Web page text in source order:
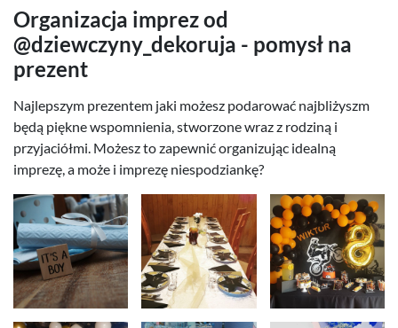
Organizacja imprez od
@dziewczyny_dekoruja - pomysł na
prezent
Najlepszym prezentem jaki możesz podarować najbliżyszm
będą piękne wspomnienia, stworzone wraz z rodziną i
przyjaciółmi. Możesz to zapewnić organizując idealną
imprezę, a może i imprezę niespodziankę?